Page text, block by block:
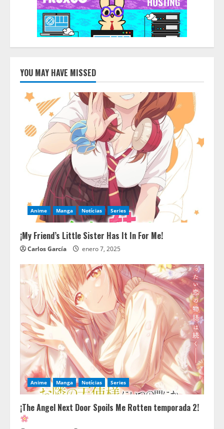
YOU MAY HAVE MISSED
Anime Manga Notícias Series
¡My Friend’s Little Sister Has It In For Me!
Carlos García enero 7, 2025
Anime Manga Notícias Series
¡The Angel Next Door Spoils Me Rotten temporada 2!